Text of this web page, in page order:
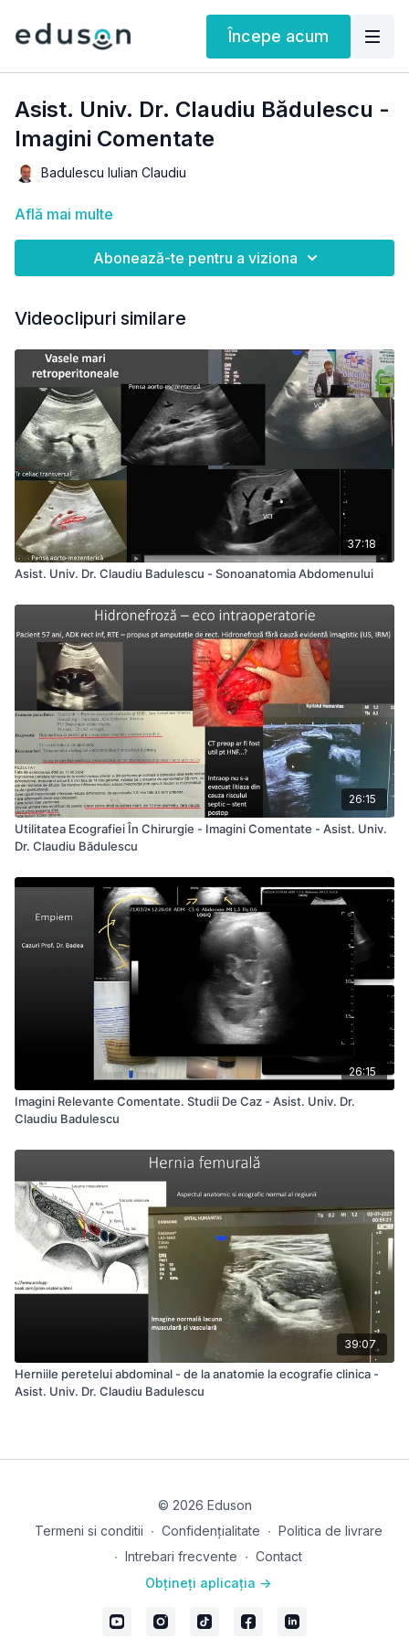
Începe acum
Asist. Univ. Dr. Claudiu Bădulescu -
Imagini Comentate
Badulescu Iulian Claudiu
Află mai multe
Abonează-te pentru a viziona
Videoclipuri similare
37:18
Asist. Univ. Dr. Claudiu Badulescu - Sonoanatomia Abdomenului
26:15
Utilitatea Ecografiei În Chirurgie - Imagini Comentate - Asist. Univ.
Dr. Claudiu Bădulescu
26:15
Imagini Relevante Comentate. Studii De Caz - Asist. Univ. Dr.
Claudiu Badulescu
39:07
Herniile peretelui abdominal - de la anatomie la ecografie clinica -
Asist. Univ. Dr. Claudiu Badulescu
© 2026 Eduson
Termeni si conditii ∙ Confidențialitate ∙ Politica de livrare
∙ Intrebari frecvente ∙ Contact
Obțineți aplicația ->